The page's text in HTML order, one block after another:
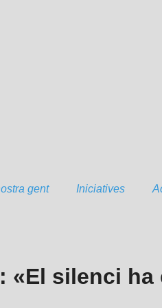
gent Iniciatives
«El silenci